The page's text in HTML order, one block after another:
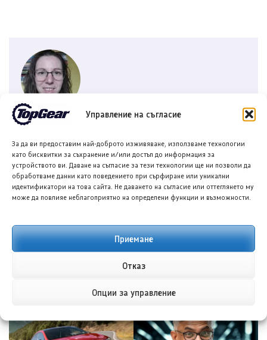
Управление на съгласие
За да ви предоставим най-доброто изживяване, използваме технологии
като бисквитки за съхранение и/или достъп до информация за
устройството ви. Даване на съгласие за тези технологии ще ни позволи да
обработваме данни като поведението при сърфиране или уникални
идентификатори на това сайта. Не даването на съгласие или оттеглянето му
може да повлияе неблагоприятно на определени функции и възможности.
Приемане
Отказ
Опции за управление
Теодора Илиева
Автор на съдържание в онлайн медии и
копирайътър с интереси в областта на
технологиите, спорта и ...
ОЩЕ ОТ АВТОРА